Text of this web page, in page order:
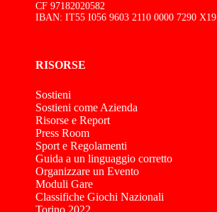
CF 97182020582
IBAN: IT55 I056 9603 2110 0000 7290 X19
RISORSE
Sostieni
Sostieni come Azienda
Risorse e Report
Press Room
Sport e Regolamenti
Guida a un linguaggio corretto
Organizzare un Evento
Moduli Gare
Classifiche Giochi Nazionali
Torino 2022